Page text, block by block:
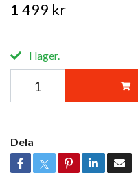
1 499 kr
I lager.
Dela